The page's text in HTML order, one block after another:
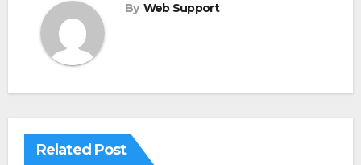
By Web Support
Related Post